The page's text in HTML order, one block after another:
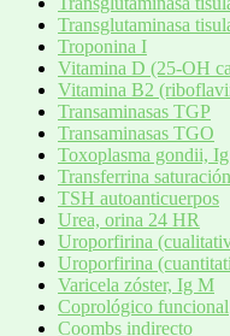
Transglutaminasa
Troponina I
Vitamina D (25-OH
Vitamina B2
Transaminasas TGP
Transaminasas TGO
Toxoplasma gondii,
Transferrina saturación
TSH autoanticuerpos
Urea, orina 24 HR
Uroporfirina
Uroporfirina
Varicela zóster, Ig M
Coprológico funcional
Coombs indirecto